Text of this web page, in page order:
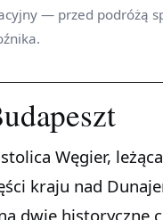
— przed podróżą
kraju nad
dwie historyczne